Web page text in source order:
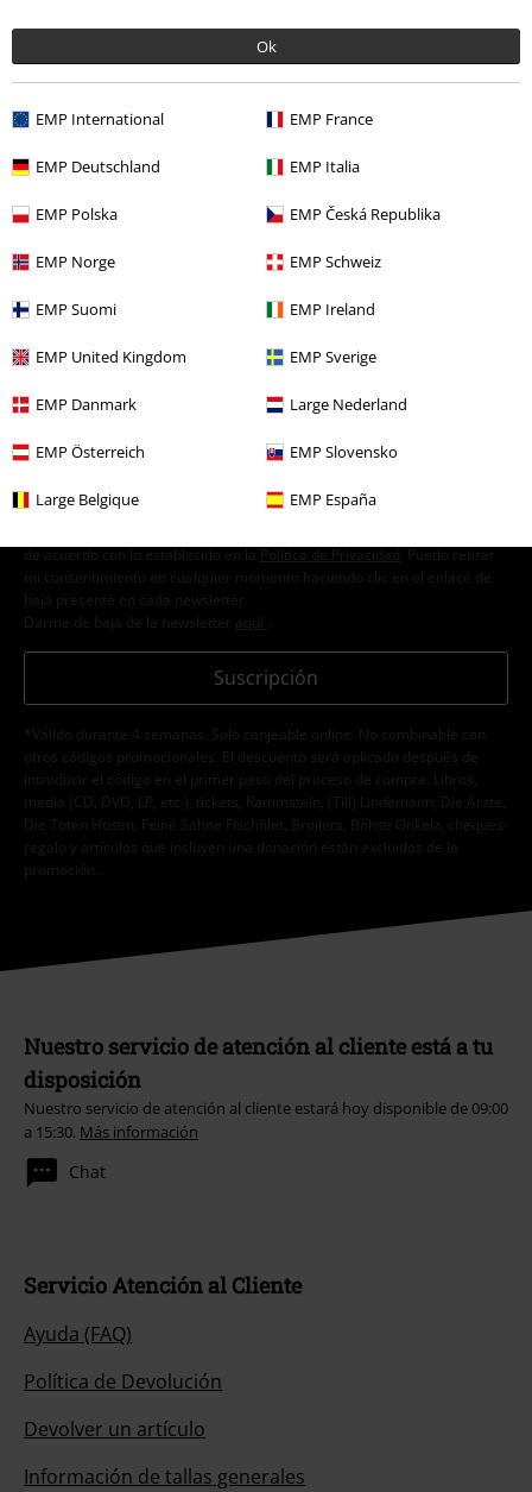
Ok
EMP International EMP France
EMP Deutschland EMP Italia
EMP Polska EMP Česká Republika
EMP Norge EMP Schweiz
EMP Suomi EMP Ireland
EMP United Kingdom EMP Sverige
EMP Danmark Large Nederland
EMP Österreich EMP Slovensko
Large Belgique EMP España
Band Merch Ropa Camisetas
Band Merch Género Metalcore
Ofertas % Hombre Camisetas & Tops
¡Cheque regalo del 15% de descuento,
Doy mi consentimiento para recibir la newsletter de EMP y acepto que
E.M.P. Merchandising Handelsgesellschaft mbH procese mis datos
personales con el fin de informarme de manera personalizada y regular
de acuerdo con lo establecido en la
Política de Privacidad . Puedo retirar
mi consentimiento en cualquier momento haciendo clic en el enlace de
baja presente en cada newsletter.
Darme de baja de la newsletter
aquí
Suscripción
*Válido durante 4 semanas. Solo canjeable online. No combinable con
otros códigos promocionales. El descuento será aplicado después de
introducir el código en el primer paso del proceso de compra. Libros,
media (CD, DVD, LP, etc.), tickets, Rammstein, (Till) Lindemann, Die Ärzte,
Die Toten Hosen, Feine Sahne Fischfilet, Broilers, Böhse Onkelz, cheques-
regalo y artículos que incluyen una donación están excluidos de la
promoción.
Nuestro servicio de atención al cliente está a tu
disposición
Nuestro servicio de atención al cliente estará hoy disponible de 09:00
a 15:30. Más información
Chat
Servicio Atención al Cliente
Ayuda (FAQ)
Política de Devolución
Devolver un artículo
Información de tallas generales